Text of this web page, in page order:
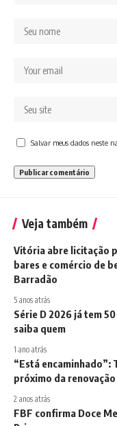
Salvar meus dados neste
Veja também
Vitória abre licitação
bares e comércio de
Barradão
5 anos atrás
Série D 2026 já tem
saiba quem
1 ano atrás
“Está encaminhado”:
próximo da
2 anos atrás
FBF confirma Doce